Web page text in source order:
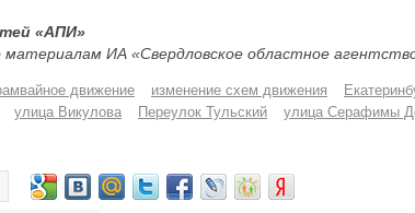
«АПИ»
материалам ИА «Свердловское областное
движение изменение схем движения
улица Викулова Переулок Тульский улица Серафимы